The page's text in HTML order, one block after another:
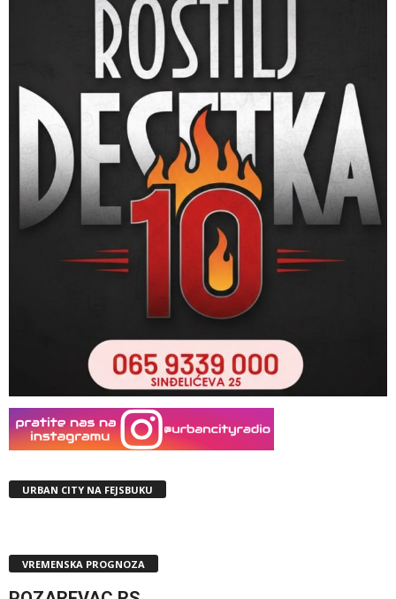
URBAN CITY NA FEJSBUKU
VREMENSKA PROGNOZA